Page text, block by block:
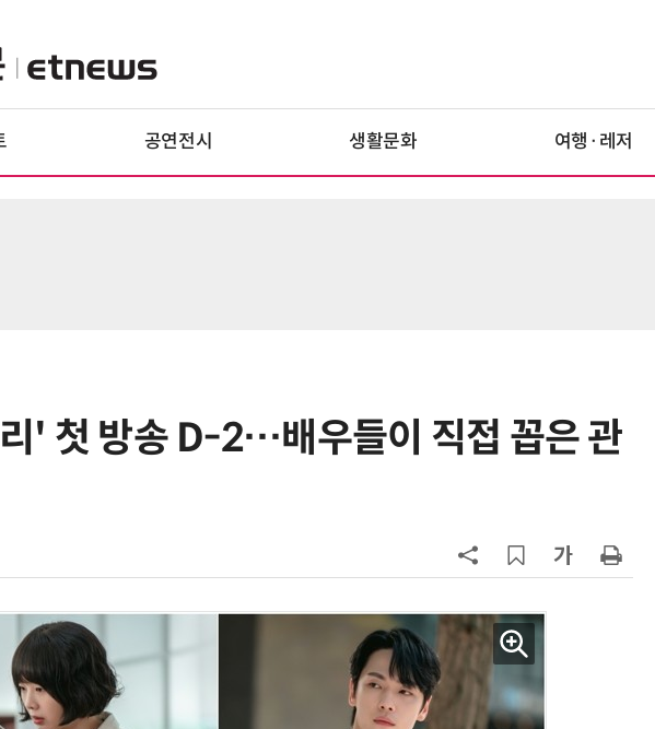
공연전시 생활문화 여행·레저
' 첫 방송 D-2…배우들이 직접 꼽은 관
양자컴퓨팅 비즈니스·기술 입문 1-Day 워크샵 - 큐비트·양자 알고리듬·Qiskit 실습으로 이해하는 차세대